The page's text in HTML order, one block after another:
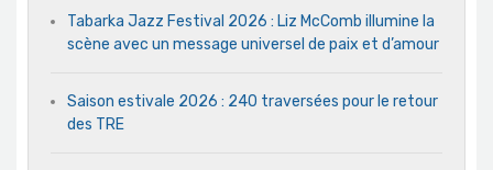
Tabarka Jazz Festival 2026 : Liz McComb illumine la
scène avec un message universel de paix et d’amour
Saison estivale 2026 : 240 traversées pour le retour
des TRE